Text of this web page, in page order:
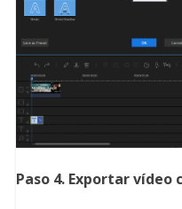
Paso 4. Exportar vídeo